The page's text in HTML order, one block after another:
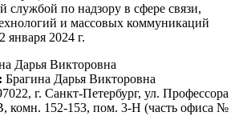
службой по надзору в сфере связи,
и массовых коммуникаций
января 2024 г.
Дарья Викторовна
Брагина Дарья Викторовна
г. Санкт-Петербург, ул. Профессора
комн. 152-153, пом. 3-Н (часть офиса №